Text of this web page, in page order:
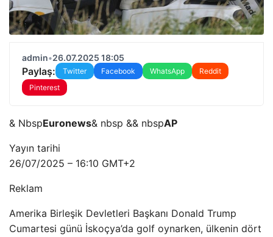
admin•26.07.2025 18:05
Paylaş: Twitter Facebook WhatsApp
Reddit
Pinterest
& NbspEuronews& nbsp && nbspAP
Yayın tarihi
26/07/2025 – 16:10 GMT+2
Reklam
Amerika Birleşik Devletleri Başkanı Donald Trump
Cumartesi günü İskoçya’da golf oynarken, ülkenin dört